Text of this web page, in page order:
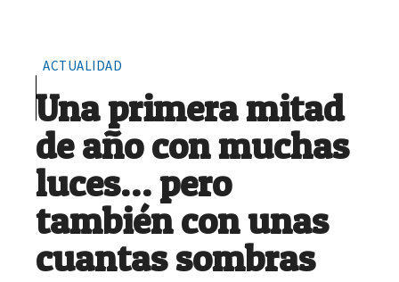
ACTUALIDAD
Una primera mitad
de año con muchas
luces… pero
también con unas
cuantas sombras